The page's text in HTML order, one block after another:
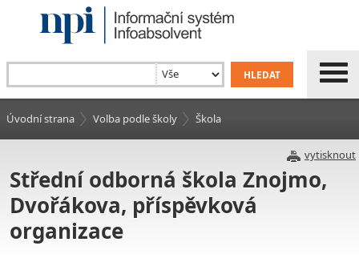
Úvodní strana Volba podle školy Škola
vytisknout
Střední odborná škola Znojmo,
Dvořákova, příspěvková
organizace